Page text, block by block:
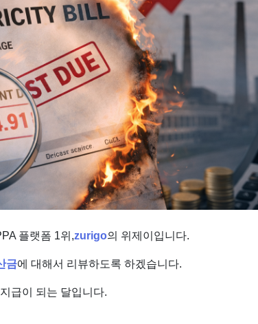
플랫폼 1위,zurigo의 위제이입니다.
금에 대해서 리뷰하도록 하겠습니다.
급이 되는 달입니다.